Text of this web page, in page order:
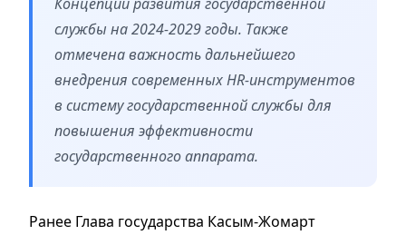
службы на 2024-2029 годы. Также
отмечена важность дальнейшего
внедрения современных HR-инструментов
в систему государственной службы для
повышения эффективности
государственного аппарата.
Ранее Глава государства Касым-Жомарт